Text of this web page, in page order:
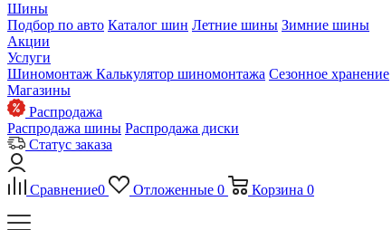
Шины
Подбор по авто Каталог шин Летние шины Зимние шины
Акции
Услуги
Шиномонтаж Калькулятор шиномонтажа Сезонное хранение
Магазины
Распродажа
Распродажа шины Распродажа диски
Статус заказа
Сравнение0 Отложенные 0 Корзина 0